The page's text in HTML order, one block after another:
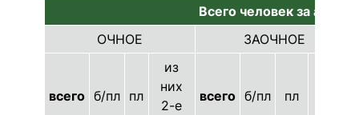
Всего человек за
ОЧНОЕ
ЗАОЧНОЕ
всего б/пл пл
из
них
2-е
всего б/пл пл